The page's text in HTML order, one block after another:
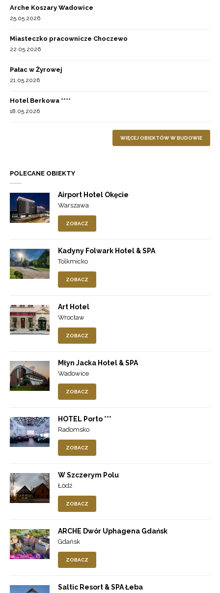
Arche Koszary Wadowice
25.05.2026
Miasteczko pracownicze Choczewo
22.05.2026
Pałac w Żyrowej
21.05.2026
Hotel Berkowa ****
18.05.2026
WIĘCEJ OBIEKTÓW W BUDOWIE
POLECANE OBIEKTY
Airport Hotel Okęcie
Warszawa
ZOBACZ
Kadyny Folwark Hotel & SPA
Tolkmicko
ZOBACZ
Art Hotel
Wrocław
ZOBACZ
Młyn Jacka Hotel & SPA
Wadowice
ZOBACZ
HOTEL Porto ***
Radomsko
ZOBACZ
W Szczerym Polu
Łódź
ZOBACZ
ARCHE Dwór Uphagena Gdańsk
Gdańsk
ZOBACZ
Saltic Resort & SPA Łeba